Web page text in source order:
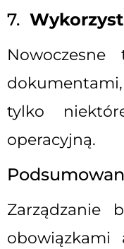
7.
tylko
operacyjną.
Zarządzanie
obowiązkami